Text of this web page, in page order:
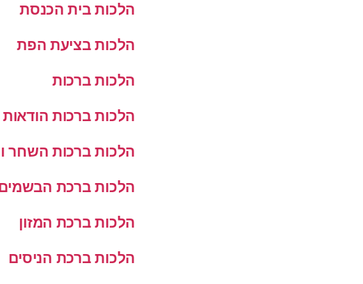
הלכות בית הכנסת
הלכות בציעת הפת
הלכות ברכות
הלכות ברכות הודאות
הלכות ברכות השחר
הלכות ברכת
הלכות ברכת המזון
הלכות ברכת הניסים